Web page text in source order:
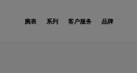
腕表 系列 客户服务 品牌